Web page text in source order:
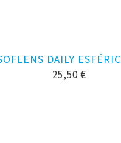
DAILY
25,50 €